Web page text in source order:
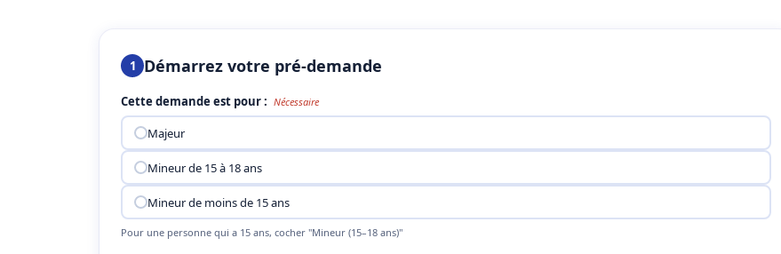
1 Démarrez votre pré-demande
Cette demande est pour : Nécessaire
Majeur
Mineur de 15 à 18 ans
Mineur de moins de 15 ans
Pour une personne qui a 15 ans, cocher "Mineur (15–18 ans)"